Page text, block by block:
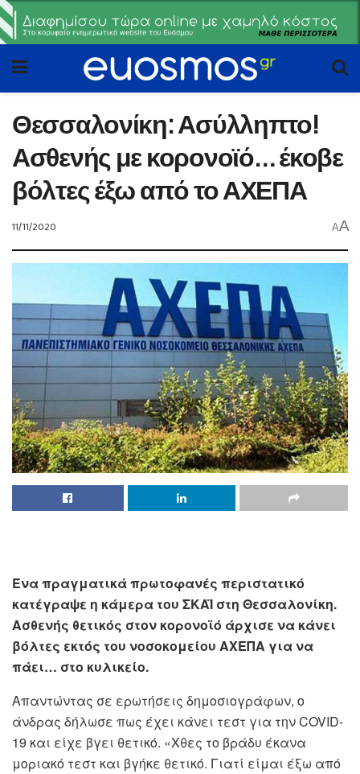
Θεσσαλονίκη: Ασύλληπτο!
Ασθενής με κορονοϊό… έκοβε
βόλτες έξω από το ΑΧΕΠΑ
11/11/2020 AA
Ένα πραγματικά πρωτοφανές περιστατικό
κατέγραψε η κάμερα του ΣΚΑΪ στη Θεσσαλονίκη.
Ασθενής θετικός στον κορονοϊό άρχισε να κάνει
βόλτες εκτός του νοσοκομείου ΑΧΕΠΑ για να
πάει… στο κυλικείο.
Απαντώντας σε ερωτήσεις δημοσιογράφων, ο
άνδρας δήλωσε πως έχει κάνει τεστ για την COVID-
19 και είχε βγει θετικό. «Χθες το βράδυ έκανα
μοριακό τεστ και βγήκε θετικό. Γιατί είμαι έξω από